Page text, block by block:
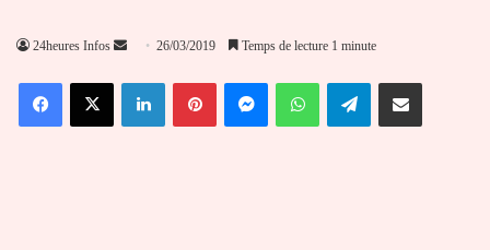
24heures Infos
Envoyer
courriel
26/03/2019 Temps de lecture 1 minute
FacebookX LinkedinPinterestMessengerWhatsAppTelegramPartager par email